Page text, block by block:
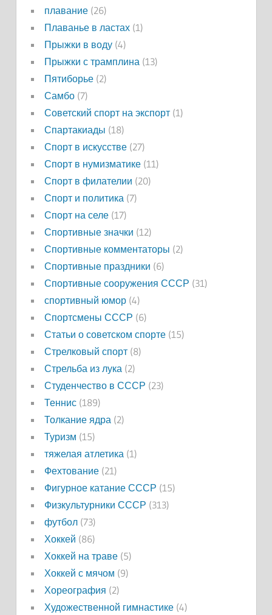
плавание(26)
Плаванье в ластах(1)
Прыжки в воду(4)
Прыжки с трамплина (13)
Пятиборье(2)
Самбо(7)
Советский спорт на экспорт(1)
Спартакиады (18)
Спорт в искусстве(27)
Спорт в нумизматике(11)
Спорт в филателии (20)
Спорт и политика (7)
Спорт на селе(17)
Спортивные значки (12)
Спортивные комментаторы (2)
Спортивные праздники (6)
Спортивные сооружения СССР (31)
спортивный юмор(4)
Спортсмены СССР (6)
Статьи о советском спорте(15)
Стрелковый спорт(8)
Стрельба из лука (2)
Студенчество в СССР (23)
Теннис(189)
Толкание ядра (2)
Туризм (15)
тяжелая атлетика (1)
Фехтование(21)
Фигурное катание СССР (15)
Физкультурники СССР (313)
футбол(73)
Хоккей (86)
Хоккей на траве(5)
Хоккей с мячом (9)
Хореография (2)
Художественной гимнастике(4)